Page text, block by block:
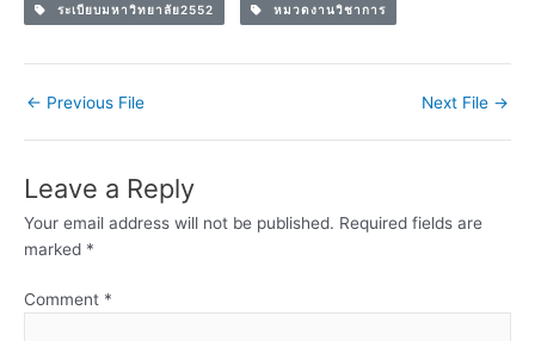
ระเบียบมหาวิทยาลัย2552 หมวดงานวิชาการ
← Previous File Next File →
Leave a Reply
Your email address will not be published. Required fields are
marked *
Comment *